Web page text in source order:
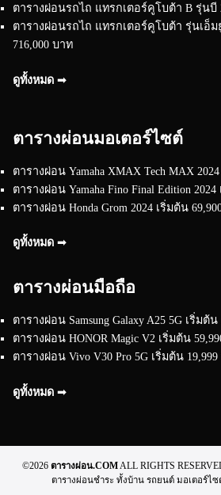
ตารางผ่อนรถไถ แทรกเตอร์คูโบต้า B รุ่นบี
ตารางผ่อนรถไถ แทรกเตอร์คูโบต้า รุ่นเอ็ม
716,000 บาท
ดูทั้งหมด ➟
ตารางผ่อนมอเตอร์ไซต์
ตารางผ่อน Yamaha XMAX Tech MAX
ตารางผ่อน Yamaha Fino Final Edition
ตารางผ่อน Honda Grom 2024 เริ่มต้น
ดูทั้งหมด ➟
ตารางผ่อนมือถือ
ตารางผ่อน Samsung Galaxy A25 5G เริ่มต้
ตารางผ่อน HONOR Magic V2 เริ่มต้น
ตารางผ่อน Vivo V30 Pro 5G เริ่มต้น
ดูทั้งหมด ➟
©2026 ตารางผ่อน.COM ALL RIGHTS
ตารางผ่อนชำระ ทั้งบ้าน รถยนต์ มอเตอร์ไ